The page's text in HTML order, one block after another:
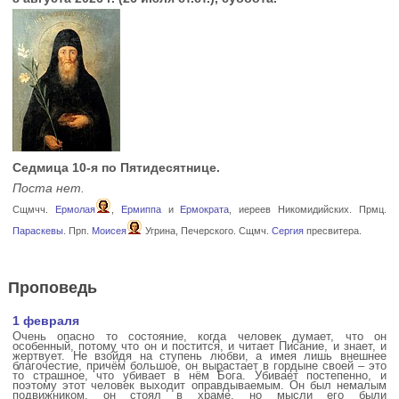
Седмица 10-я по Пятидесятнице.
Поста нет.
Сщмчч. Ермолая Ермиппаи Ермократа , иереев Никомидийских. Прмц.
Параскевы. Прп. Моисея Угрина, Печерского. Сщмч. Сергияпресвитера.
Проповедь
1 февраля
Очень опасно то состояние, когда человек думает, что он
особенный, потому что он и постится, и читает Писание, и знает, и
жертвует. Не взойдя на ступень любви, а имея лишь внешнее
благочестие, причём большое, он вырастает в гордыне своей – это
то страшное, что убивает в нём Бога. Убивает постепенно, и
поэтому этот человек выходит оправдываемым. Он был немалым
подвижником, он стоял в храме, но мысли его были